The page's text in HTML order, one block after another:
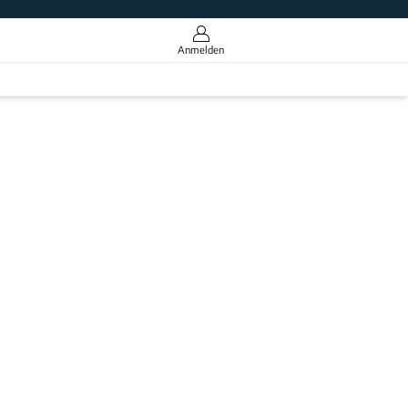
Anmelden